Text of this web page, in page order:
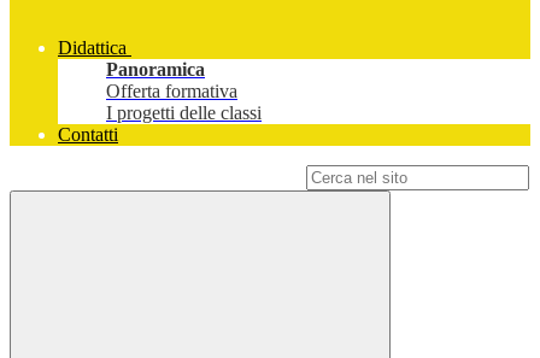
Didattica
Panoramica
Offerta formativa
I progetti delle classi
Contatti